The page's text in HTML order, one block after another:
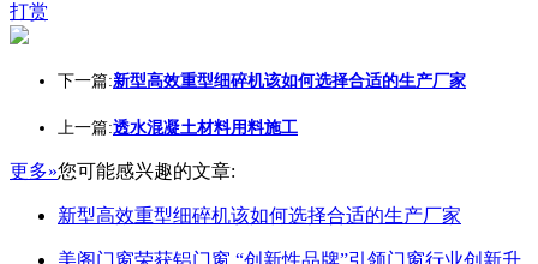
打赏
下一篇:新型高效重型细碎机该如何选择合适的生产厂家
上一篇:透水混凝土材料用料施工
更多»您可能感兴趣的文章:
新型高效重型细碎机该如何选择合适的生产厂家
美阁门窗荣获铝门窗 “创新性品牌”引领门窗行业创新升